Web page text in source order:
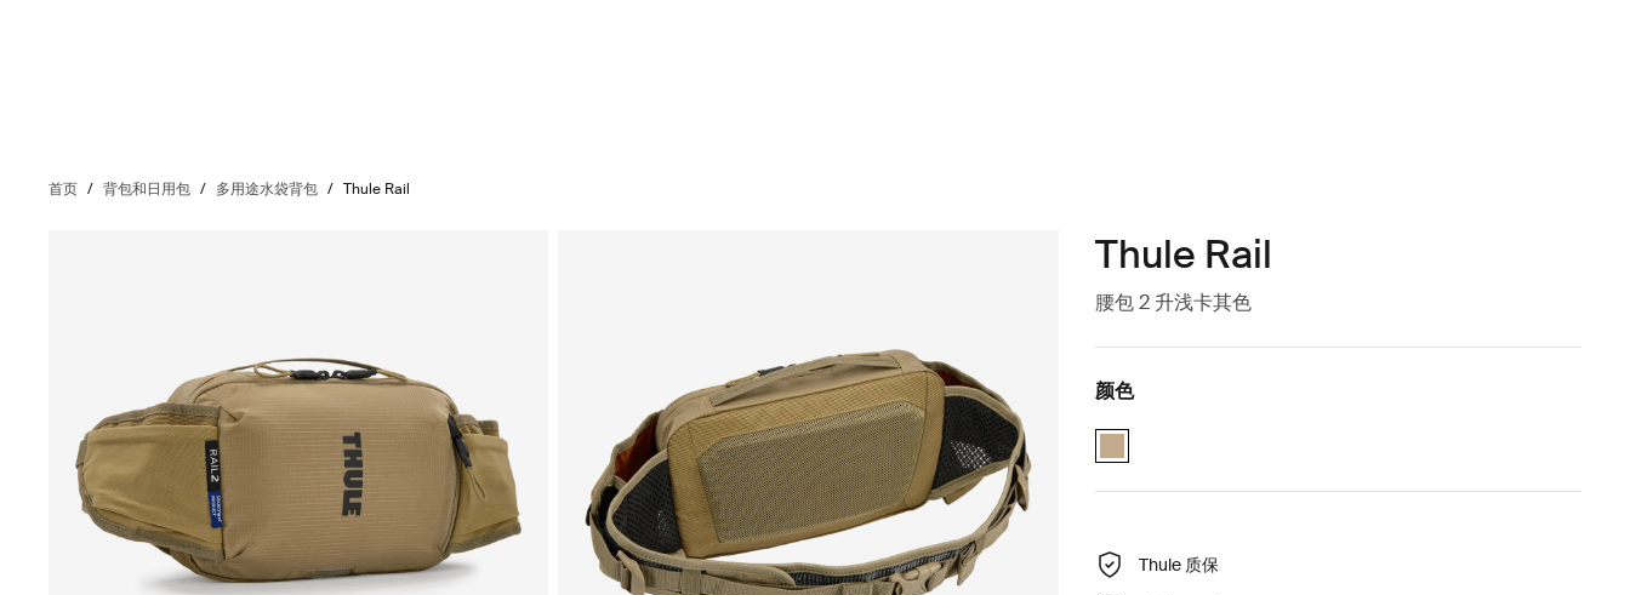
首页 / 背包和日用包 / 多用途水袋背包 / Thule Rail
Thule Rail
腰包 2 升浅卡其色
颜色
Thule Rail hip pack 2L 褪色的卡其色 (selected)
Thule 质保